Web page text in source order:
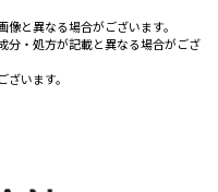
と異なる場合がございます。
分・処方が記載と異なる場合がござ
います。